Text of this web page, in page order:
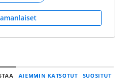
AIEMMIN KATSOTUT SUOSITUT